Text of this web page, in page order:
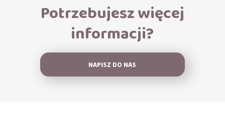
Potrzebujesz więcej
informacji?
NAPISZ DO NAS